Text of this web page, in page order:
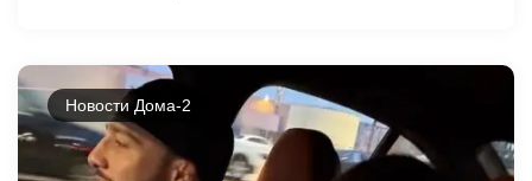
Новости Дома-2